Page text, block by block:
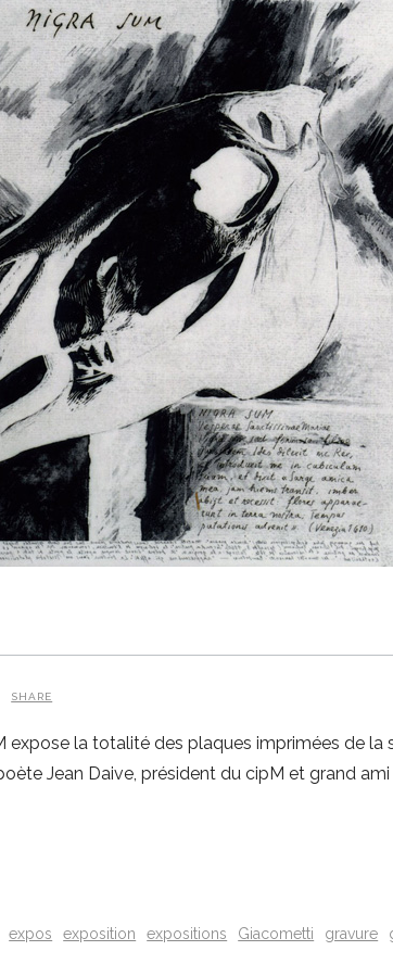
SHARE
la totalité des plaques imprimées de
Jean Daive, président du cipM et grand
expos exposition expositions Giacometti gravure